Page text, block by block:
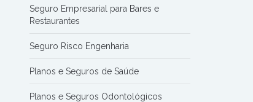
Seguro Empresarial para Bares e
Restaurantes
Seguro Risco Engenharia
Planos e Seguros de Saúde
Planos e Seguros Odontológicos